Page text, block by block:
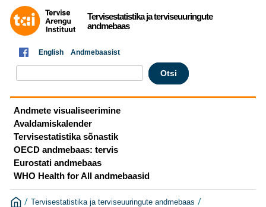
Tervisestatistika ja terviseuuringute
andmebaas
English Andmebaasist
Andmete visualiseerimine
Avaldamiskalender
Tervisestatistika sõnastik
OECD andmebaas: tervis
Eurostati andmebaas
WHO Health for All andmebaasid
/ Tervisestatistika ja terviseuuringute andmebaas /